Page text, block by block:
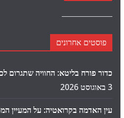
פוסטים אחרונים
כדור פורח בליטא: החוויה שתגרום
3 באוגוסט 2026
עין האדמה בקרואטיה: על המעיין